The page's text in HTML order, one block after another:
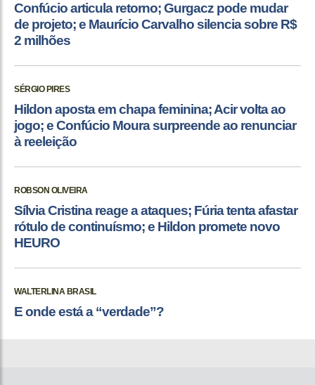
Confúcio articula retorno; Gurgacz pode mudar
de projeto; e Maurício Carvalho silencia sobre R$
2 milhões
SÉRGIO PIRES
Hildon aposta em chapa feminina; Acir volta ao
jogo; e Confúcio Moura surpreende ao renunciar
à reeleição
ROBSON OLIVEIRA
Sílvia Cristina reage a ataques; Fúria tenta afastar
rótulo de continuísmo; e Hildon promete novo
HEURO
WALTERLINA BRASIL
E onde está a “verdade”?